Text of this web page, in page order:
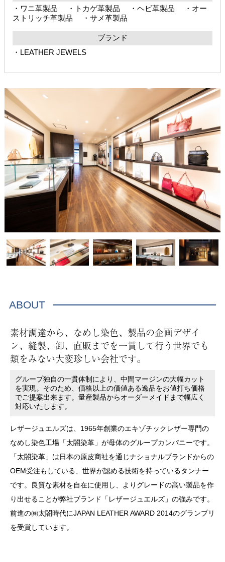
・ワニ革製品 ・トカゲ革製品 ・ヘビ革製品 ・オー
ストリッチ革製品 ・サメ革製品
ブランド
・LEATHER JEWELS
ABOUT
素材調達から、なめし染色、製品の企画デザイ
ン、縫製、卸、直販までを一貫して行う世界でも
類をみない大変珍しい会社です。
グループ独自の一貫体制により、中間マージンの大幅カット
を実現。そのため、価格以上の価値ある逸品をお値打ち価格
でご提案出来ます。量産製品からオーダーメイドまで幅広く
対応いたします。
レザージュエルズは、1965年創業のエキゾチックレザー専門の
なめし染色工場「太閤染革」が母体のグループカンパニーです。
「太閤染革」は日本の原皮商社を通じナショナルブランドからの
OEM受注もしている、世界が認める技術を持っているタンナー
です。良質な素材を自在に使用し、よりグレードの高い製品を作
り出せることが弊社ブランド「レザージュエルズ」の強みです。
前進の㈱太閤時代にJAPAN LEATHER AWARD 2014のグランプリ
を受賞しています。